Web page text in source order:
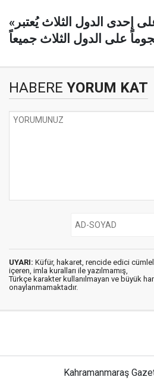
«أي هجوم مسلح على إحدى الدول الثلاث يُعتبر
HABERE YORUM KAT
UYARI: Küfür, hakaret, rencide edici
içeren, imla kuralları ile yazılmamış,
Türkçe karakter kullanılmayan ve büyük
onaylanmamaktadır.
Kahramanmaraş